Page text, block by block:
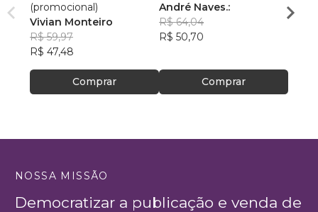
(promocional)
Vivian Monteiro
R$ 59,97
R$ 47,48
Comprar
André Naves.:
R$ 64,04
R$ 50,70
Comprar
R$
NOSSA MISSÃO
Democratizar a publicação e venda de